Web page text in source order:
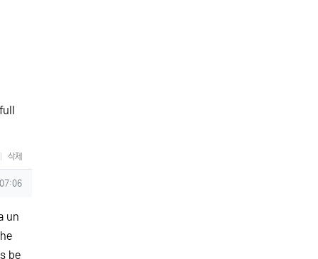
삭제
un
be